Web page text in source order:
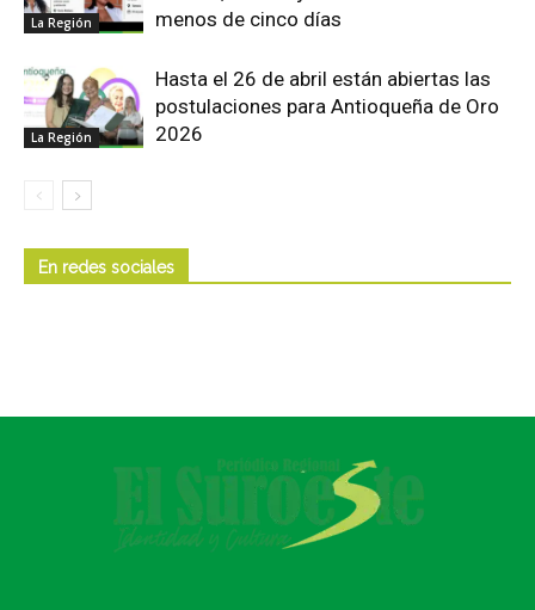
La Región
menos de cinco días
La Región
Hasta el 26 de abril están abiertas las
postulaciones para Antioqueña de Oro
2026
En redes sociales